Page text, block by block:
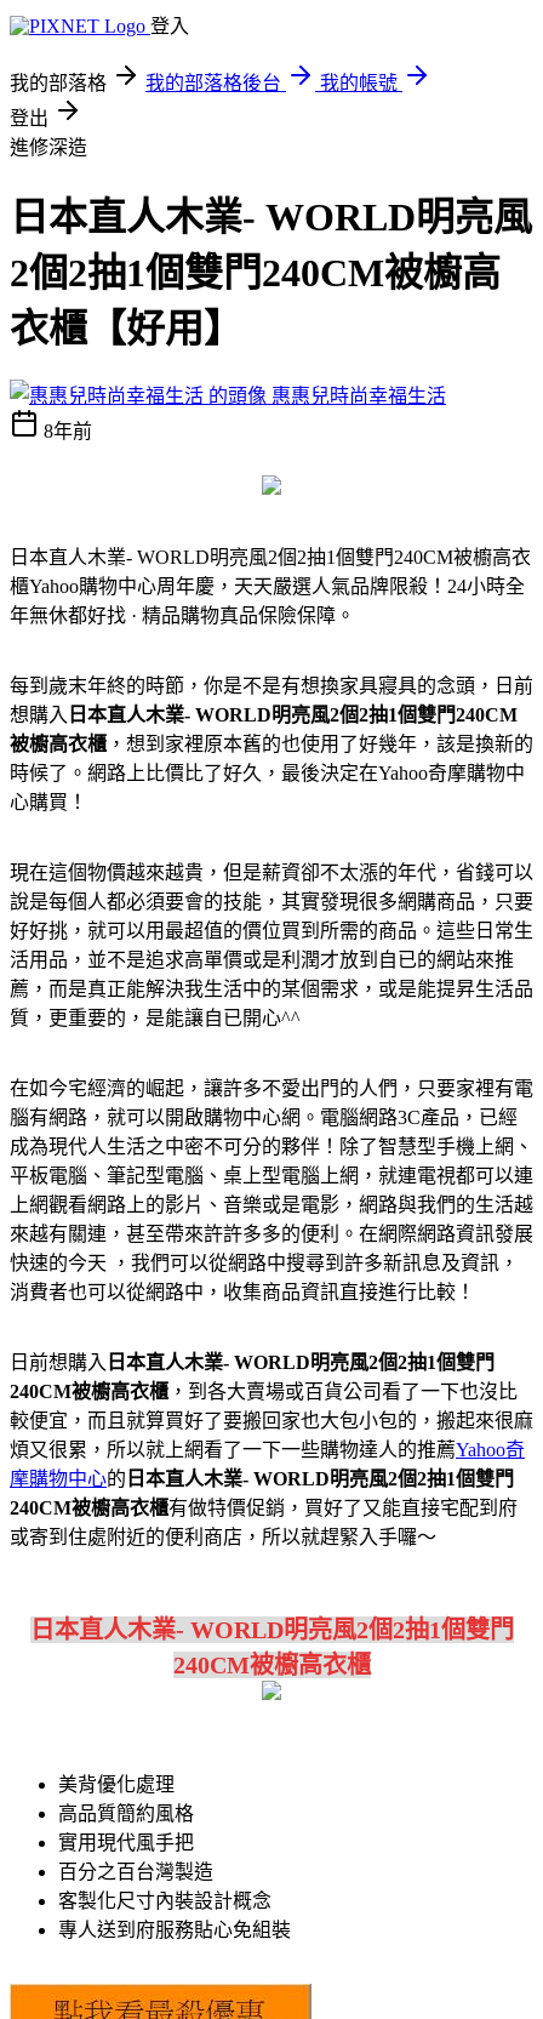
登入
我的部落格 我的部落格後台
我的帳號
登出
進修深造
日本直人木業- WORLD明亮風
2個2抽1個雙門240CM被櫥高
衣櫃【好用】
惠惠兒時尚幸福生活
8年前
日本直人木業- WORLD明亮風2個2抽1個雙門240CM被櫥高衣
櫃Yahoo購物中心周年慶，天天嚴選人氣品牌限殺！24小時全
年無休都好找 · 精品購物真品保險保障。
每到歲末年終的時節，你是不是有想換家具寢具的念頭，日前
想購入 日本直人木業- WORLD明亮風2個2抽1個雙門240CM
被櫥高衣櫃 ，想到家裡原本舊的也使用了好幾年，該是換新的
時候了。網路上比價比了好久，最後決定在Yahoo奇摩購物中
心購買！
現在這個物價越來越貴，但是薪資卻不太漲的年代，省錢可以
說是每個人都必須要會的技能，其實發現很多網購商品，只要
好好挑，就可以用最超值的價位買到所需的商品。這些日常生
活用品，並不是追求高單價或是利潤才放到自已的網站來推
薦，而是真正能解決我生活中的某個需求，或是能提昇生活品
質，更重要的，是能讓自已開心^^
在如今宅經濟的崛起，讓許多不愛出門的人們，只要家裡有電
腦有網路，就可以開啟購物中心網。電腦網路3C產品，已經
成為現代人生活之中密不可分的夥伴！除了智慧型手機上網、
平板電腦、筆記型電腦、桌上型電腦上網，就連電視都可以連
上網觀看網路上的影片、音樂或是電影，網路與我們的生活越
來越有關連，甚至帶來許許多多的便利。在網際網路資訊發展
快速的今天 ，我們可以從網路中搜尋到許多新訊息及資訊，
消費者也可以從網路中，收集商品資訊直接進行比較！
日前想購入 日本直人木業- WORLD明亮風2個2抽1個雙門
240CM被櫥高衣櫃 ，到各大賣場或百貨公司看了一下也沒比
較便宜，而且就算買好了要搬回家也大包小包的，搬起來很麻
煩又很累，所以就上網看了一下一些購物達人的推薦Yahoo奇
摩購物中心的 日本直人木業- WORLD明亮風2個2抽1個雙門
240CM被櫥高衣櫃有做特價促銷，買好了又能直接宅配到府
或寄到住處附近的便利商店，所以就趕緊入手囉～
日本直人木業- WORLD明亮風2個2抽1個雙門
240CM被櫥高衣櫃
美背優化處理
高品質簡約風格
實用現代風手把
百分之百台灣製造
客製化尺寸內裝設計概念
專人送到府服務貼心免組裝